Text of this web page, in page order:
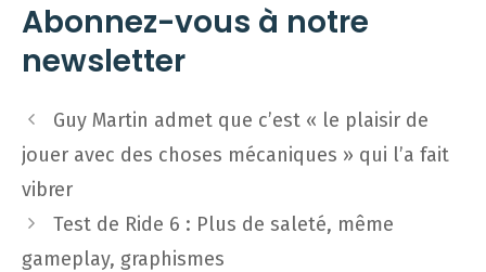
Abonnez-vous à notre
newsletter
Navigation
des
articles
Guy Martin admet que c’est « le plaisir de
jouer avec des choses mécaniques » qui l’a fait
vibrer
Test de Ride 6 : Plus de saleté, même
gameplay, graphismes